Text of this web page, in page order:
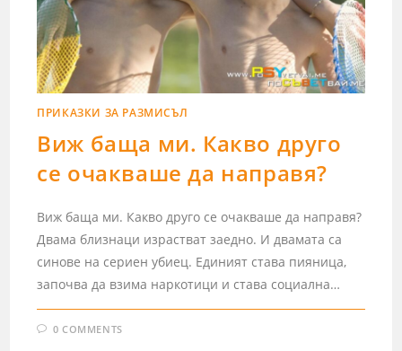
ПРИКАЗКИ ЗА РАЗМИСЪЛ
Виж баща ми. Какво друго
се очакваше да направя?
Виж баща ми. Какво друго се очакваше да направя?
Двама близнаци израстват заедно. И двамата са
синове на сериен убиец. Единият става пияница,
започва да взима наркотици и става социална…
0 COMMENTS